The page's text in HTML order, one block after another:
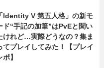
「Identity V 第五人格」の新モ
ド“手記の加筆”はPvEと聞い
けれど…実際どうなの？集ま
てプレイしてみた！【プレイ
ポ】